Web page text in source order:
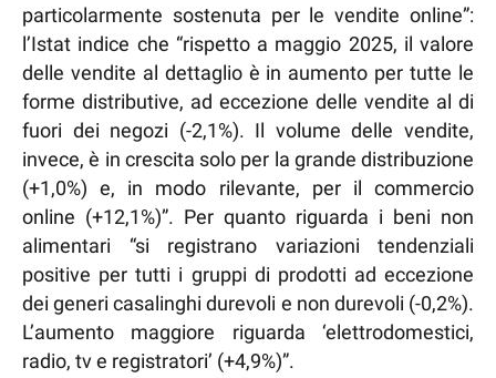
particolarmente sostenuta per le vendite online”:
l’Istat indice che “rispetto a maggio 2025, il valore
delle vendite al dettaglio è in aumento per tutte le
forme distributive, ad eccezione delle vendite al di
fuori dei negozi (-2,1%). Il volume delle vendite,
invece, è in crescita solo per la grande distribuzione
(+1,0%) e, in modo rilevante, per il commercio
online (+12,1%)”. Per quanto riguarda i beni non
alimentari “si registrano variazioni tendenziali
positive per tutti i gruppi di prodotti ad eccezione
dei generi casalinghi durevoli e non durevoli (-0,2%).
L’aumento maggiore riguarda ‘elettrodomestici,
radio, tv e registratori’ (+4,9%)”.